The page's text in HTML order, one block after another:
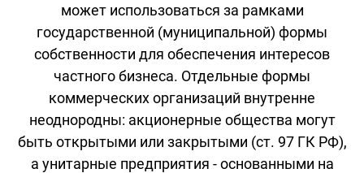
может использоваться за рамками
государственной (муниципальной) формы
собственности для обеспечения интересов
частного бизнеса. Отдельные формы
коммерческих организаций внутренне
неоднородны: акционерные общества могут
быть открытыми или закрытыми (ст. 97 ГК РФ),
а унитарные предприятия - основанными на